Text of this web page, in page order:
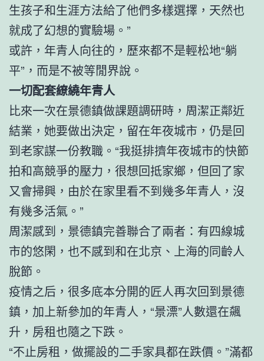
生孩子和生涯方法給了他們多樣選擇，天然也
就成了幻想的實驗場。”
或許，年青人向往的，歷來都不是輕松地“躺
平”，而是不被等閒界說。
一切配套繚繞年青人
比來一次在景德鎮做課題調研時，周潔正鄰近
結業，她要做出決定，留在年夜城市，仍是回
到老家謀一份教職。“我挺排擠年夜城市的快節
拍和高競爭的壓力，很想回抵家鄉，但回了家
又會掃興，由於在家里看不到幾多年青人，沒
有幾多活氣。”
周潔感到，景德鎮完善聯合了兩者：有四線城
市的悠閑，也不感到和在北京、上海的同齡人
脫節。
疫情之后，很多底本分開的匠人再次回到景德
鎮，加上新參加的年青人，“景漂”人數還在飆
升，房租也隨之下跌。
“不止房租，做擺設的二手家具都在跌價。”滿都